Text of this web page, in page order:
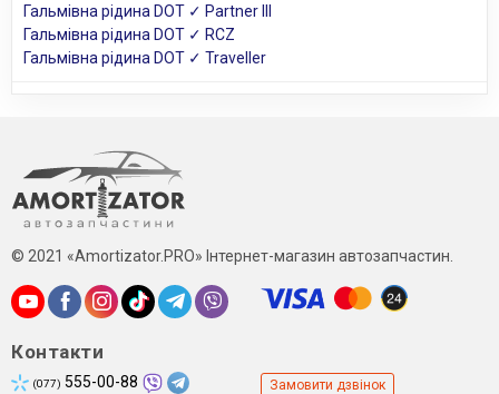
Гальмівна рідина DOT ✓ Partner III
Гальмівна рідина DOT ✓ RCZ
Гальмівна рідина DOT ✓ Traveller
© 2021 «Amortizator.PRO» Інтернет-магазин автозапчастин.
Контакти
(077) 555-00-88
Замовити дзвінок